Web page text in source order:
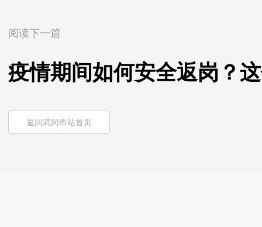
阅读下一篇
疫情期间如何安全返岗？
返回武冈市站首页